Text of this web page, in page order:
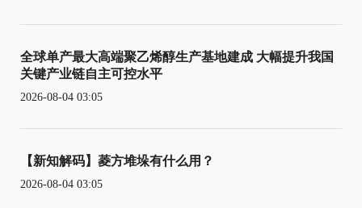
全球单产最大高端聚乙烯醇生产基地建成 大幅提升我国
关键产业链自主可控水平
2026-08-04 03:05
【新知解码】菱方堆垛有什么用？
2026-08-04 03:05